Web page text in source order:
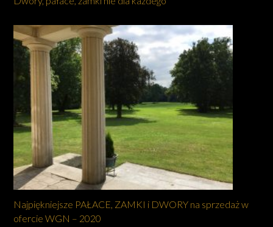
Najpiękniejsze PAŁACE, ZAMKI i DWORY na sprzedaż w
ofercie WGN – 2020